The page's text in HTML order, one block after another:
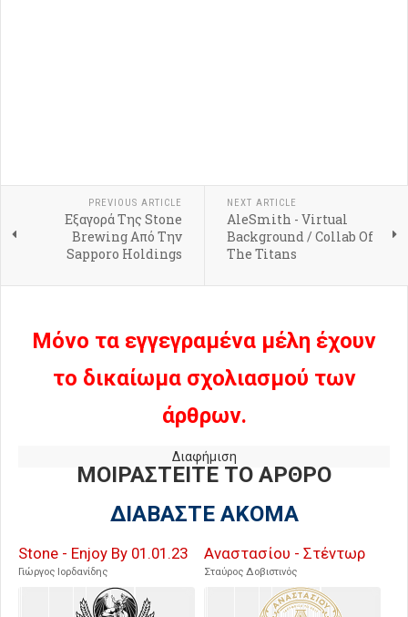
PREVIOUS ARTICLE
Εξαγορά Της Stone
Brewing Από Την
Sapporo Holdings
NEXT ARTICLE
AleSmith - Virtual
Background / Collab Of
The Titans
Μόνο τα εγγεγραμένα μέλη έχουν
το δικαίωμα σχολιασμού των
άρθρων.
Διαφήμιση
ΜΟΙΡΑΣΤΕΙΤΕ ΤΟ ΑΡΘΡΟ
ΔΙΑΒΑΣΤΕ ΑΚΟΜΑ
Stone - Enjoy By 01.01.23
Γιώργος Ιορδανίδης
Αναστασίου - Στέντωρ
Σταύρος Δοβιστινός